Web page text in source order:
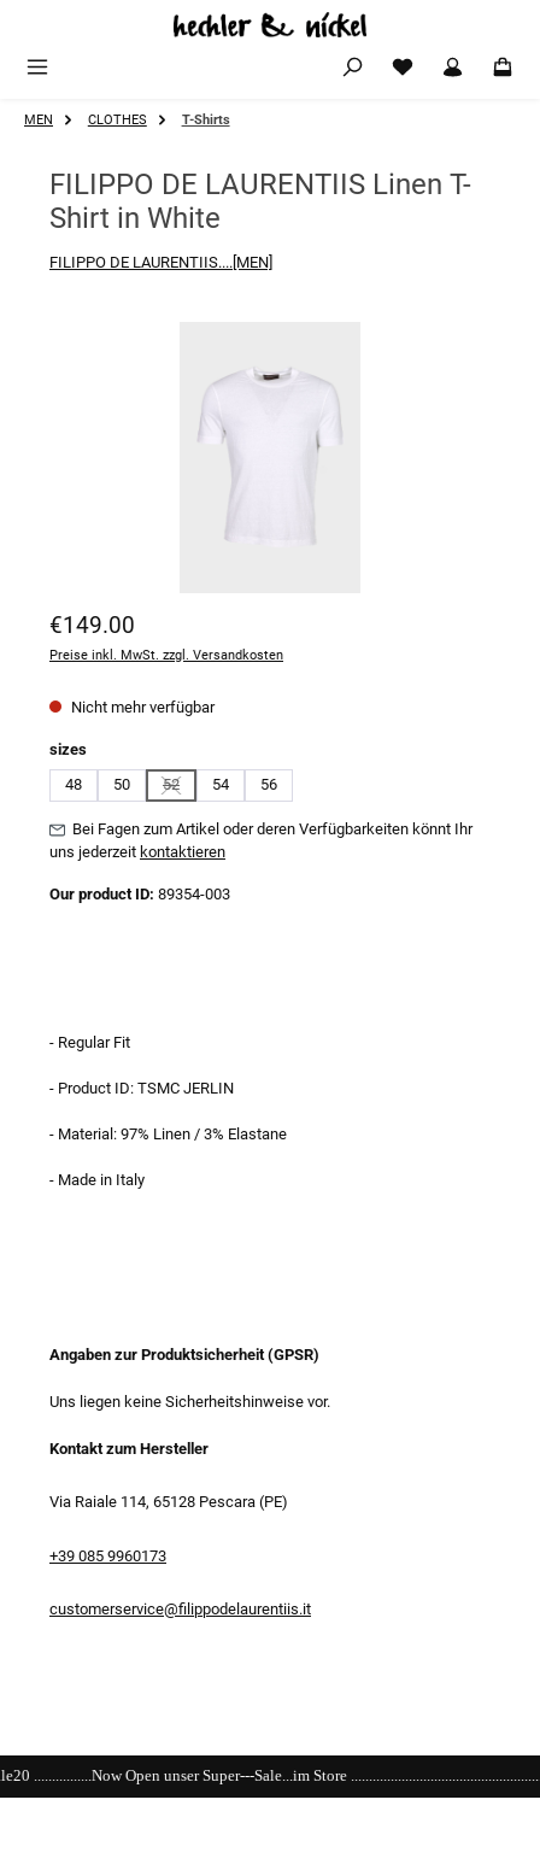
Zum Hauptinhalt springen
MEN CLOTHES T-Shirts
FILIPPO DE LAURENTIIS Linen T-
Shirt in White
FILIPPO DE LAURENTIIS....[MEN]
Regulärer Preis:
€149.00
Preise inkl. MwSt. zzgl. Versandkosten
Nicht mehr verfügbar
sizesauswählen
48
50 52
(Diese Option ist zurzeit nicht verfügbar.)
54 56
Bei Fagen zum Artikel oder deren Verfügbarkeiten könnt Ihr
uns jederzeit kontaktieren
Our product ID: 89354-003
- Regular Fit
- Product ID: TSMC JERLIN
- Material: 97% Linen / 3% Elastane
- Made in Italy
Angaben zur Produktsicherheit (GPSR)
Uns liegen keine Sicherheitshinweise vor.
Kontakt zum Hersteller
Via Raiale 114, 65128 Pescara (PE)
+39 085 9960173
customerservice@filippodelaurentiis.it
Open unser Super---Sale...im Store